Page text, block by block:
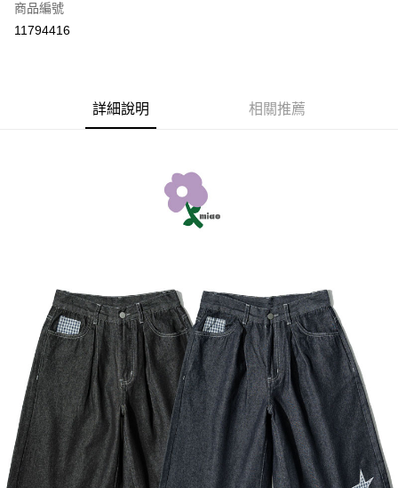
超商取貨付款
付款後全家取貨
每筆NT$60，滿NT$399(含以上)免運費
7-11取貨付款
每筆NT$60，滿NT$399(含以上)免運費
付款後7-11取貨
每筆NT$60，滿NT$399(含以上)免運費
順豐快遞宅配
商品編號
11794416
詳細說明 相關推薦